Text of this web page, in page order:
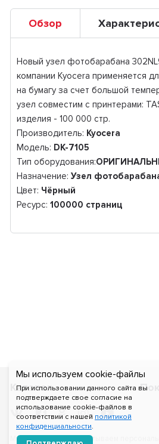
Мы используем cookie-файлы
При использовании данного сайта вы
подтверждаете свое согласие на
использование cookie-файлов в
соответствии с нашей политикой
конфиденциальности.
Обзор
Новый узел фотобарабана
компании Kyocera применяется
на бумагу за счет большой
узел совместим с принтерами:
изделия - 100 000 стр.
Производитель: Kyocera
Модель: DK-7105
Тип оборудования:
Назначение: Узел
Цвет: Чёрный
Ресурс: 100000 страниц
Каталог
Мы получаем и обрабатываем